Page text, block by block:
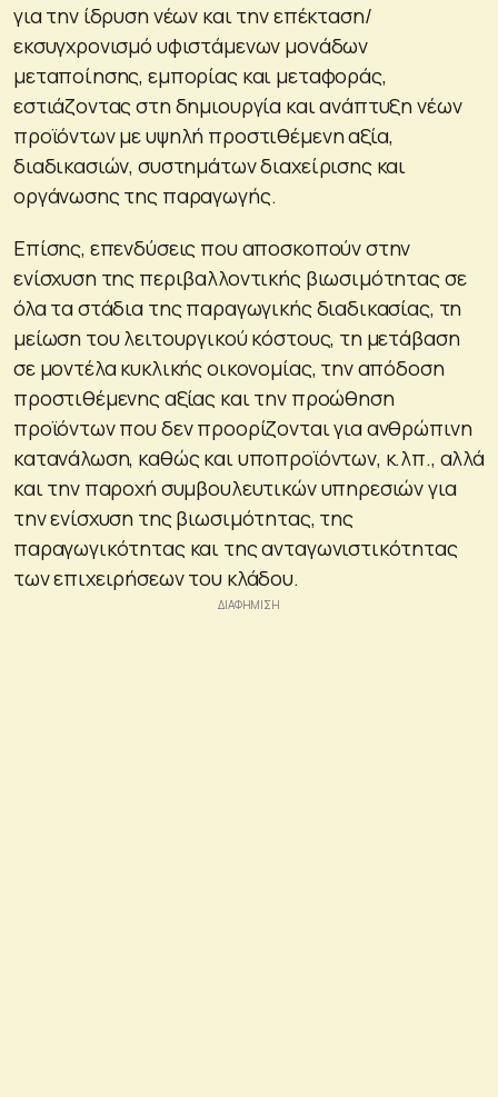
για την ίδρυση νέων και την επέκταση/
εκσυγχρονισμό υφιστάμενων μονάδων
μεταποίησης, εμπορίας και μεταφοράς,
εστιάζοντας στη δημιουργία και ανάπτυξη νέων
προϊόντων με υψηλή προστιθέμενη αξία,
διαδικασιών, συστημάτων διαχείρισης και
οργάνωσης της παραγωγής.
Επίσης, επενδύσεις που αποσκοπούν στην
ενίσχυση της περιβαλλοντικής βιωσιμότητας σε
όλα τα στάδια της παραγωγικής διαδικασίας, τη
μείωση του λειτουργικού κόστους, τη μετάβαση
σε μοντέλα κυκλικής οικονομίας, την απόδοση
προστιθέμενης αξίας και την προώθηση
προϊόντων που δεν προορίζονται για ανθρώπινη
κατανάλωση, καθώς και υποπροϊόντων, κ.λπ., αλλά
και την παροχή συμβουλευτικών υπηρεσιών για
την ενίσχυση της βιωσιμότητας, της
παραγωγικότητας και της ανταγωνιστικότητας
των επιχειρήσεων του κλάδου​.